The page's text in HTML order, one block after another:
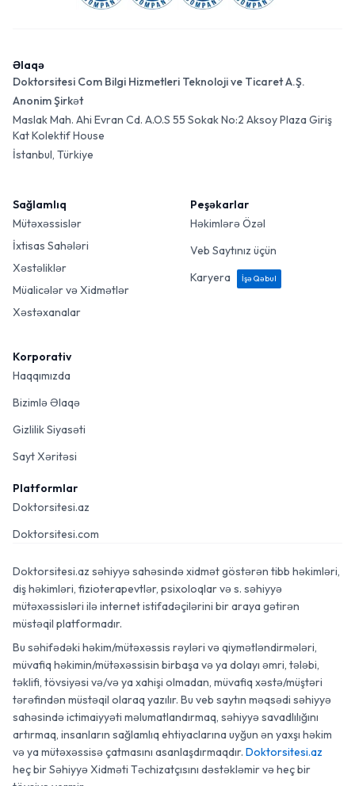
Əlaqə
Doktorsitesi Com Bilgi Hizmetleri Teknoloji ve Ticaret A.Ş.
Anonim Şirkət
Maslak Mah. Ahi Evran Cd. A.O.S 55 Sokak No:2 Aksoy Plaza Giriş
Kat Kolektif House
İstanbul, Türkiye
Sağlamlıq
Mütəxəssislər
İxtisas Sahələri
Xəstəliklər
Müalicələr və Xidmətlər
Xəstəxanalar
Peşəkarlar
Həkimlərə Özəl
Veb Saytınız üçün
Karyera
İşə Qəbul
Korporativ
Haqqımızda
Bizimlə Əlaqə
Gizlilik Siyasəti
Sayt Xəritəsi
Platformlar
Doktorsitesi.az
Doktorsitesi.com
Doktorsitesi.az səhiyyə sahəsində xidmət göstərən tibb həkimləri,
diş həkimləri, fizioterapevtlər, psixoloqlar və s. səhiyyə
mütəxəssisləri ilə internet istifadəçilərini bir araya gətirən
müstəqil platformadır.
Bu səhifədəki həkim/mütəxəssis rəyləri və qiymətləndirmələri,
müvafiq həkimin/mütəxəssisin birbaşa və ya dolayı əmri, tələbi,
təklifi, tövsiyəsi və/və ya xahişi olmadan, müvafiq xəstə/müştəri
tərəfindən müstəqil olaraq yazılır. Bu veb saytın məqsədi səhiyyə
sahəsində ictimaiyyəti məlumatlandırmaq, səhiyyə savadlılığını
artırmaq, insanların sağlamlıq ehtiyaclarına uyğun ən yaxşı həkim
və ya mütəxəssisə çatmasını asanlaşdırmaqdır. Doktorsitesi.az
heç bir Səhiyyə Xidməti Təchizatçısını dəstəkləmir və heç bir